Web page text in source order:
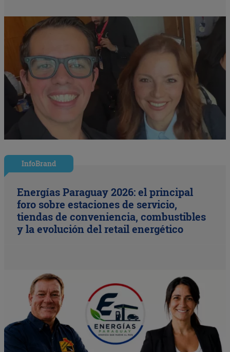
InfoBrand
Energías Paraguay 2026: el principal
foro sobre estaciones de servicio,
tiendas de conveniencia, combustibles
y la evolución del retail energético